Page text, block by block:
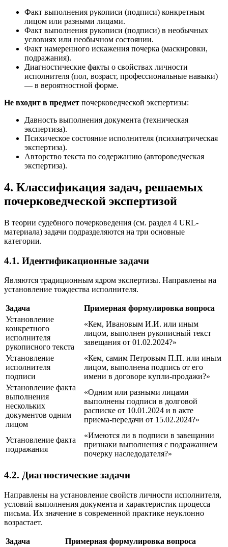
Факт выполнения рукописи (подписи) конкретным
лицом или разными лицами.
Факт выполнения рукописи (подписи) в необычных
условиях или необычном состоянии.
Факт намеренного искажения почерка (маскировки,
подражания).
Диагностические факты о свойствах личности
исполнителя (пол, возраст, профессиональные навыки)
— в вероятностной форме.
Не входит в предмет почерковедческой экспертизы:
Давность выполнения документа (техническая
экспертиза).
Психическое состояние исполнителя (психиатрическая
экспертиза).
Авторство текста по содержанию (автороведческая
экспертиза).
4. Классификация задач, решаемых
почерковедческой экспертизой
В теории судебного почерковедения (см. раздел 4 URL-
материала) задачи подразделяются на три основные
категории.
4.1. Идентификационные задачи
Являются традиционным ядром экспертизы. Направлены на
установление тождества исполнителя.
Задача
Примерная формулировка вопроса
Установление
конкретного
исполнителя
рукописного текста
«Кем, Ивановым И.И. или иным
лицом, выполнен рукописный текст
завещания от 01.02.2024?»
Установление
исполнителя
подписи
«Кем, самим Петровым П.П. или иным
лицом, выполнена подпись от его
имени в договоре купли-продажи?»
Установление факта
выполнения
нескольких
документов одним
лицом
«Одним или разными лицами
выполнены подписи в долговой
расписке от 10.01.2024 и в акте
приема-передачи от 15.02.2024?»
Установление факта
подражания
«Имеются ли в подписи в завещании
признаки выполнения с подражанием
почерку наследодателя?»
4.2. Диагностические задачи
Направлены на установление свойств личности исполнителя,
условий выполнения документа и характеристик процесса
письма. Их значение в современной практике неуклонно
возрастает.
Задача
Примерная формулировка вопроса